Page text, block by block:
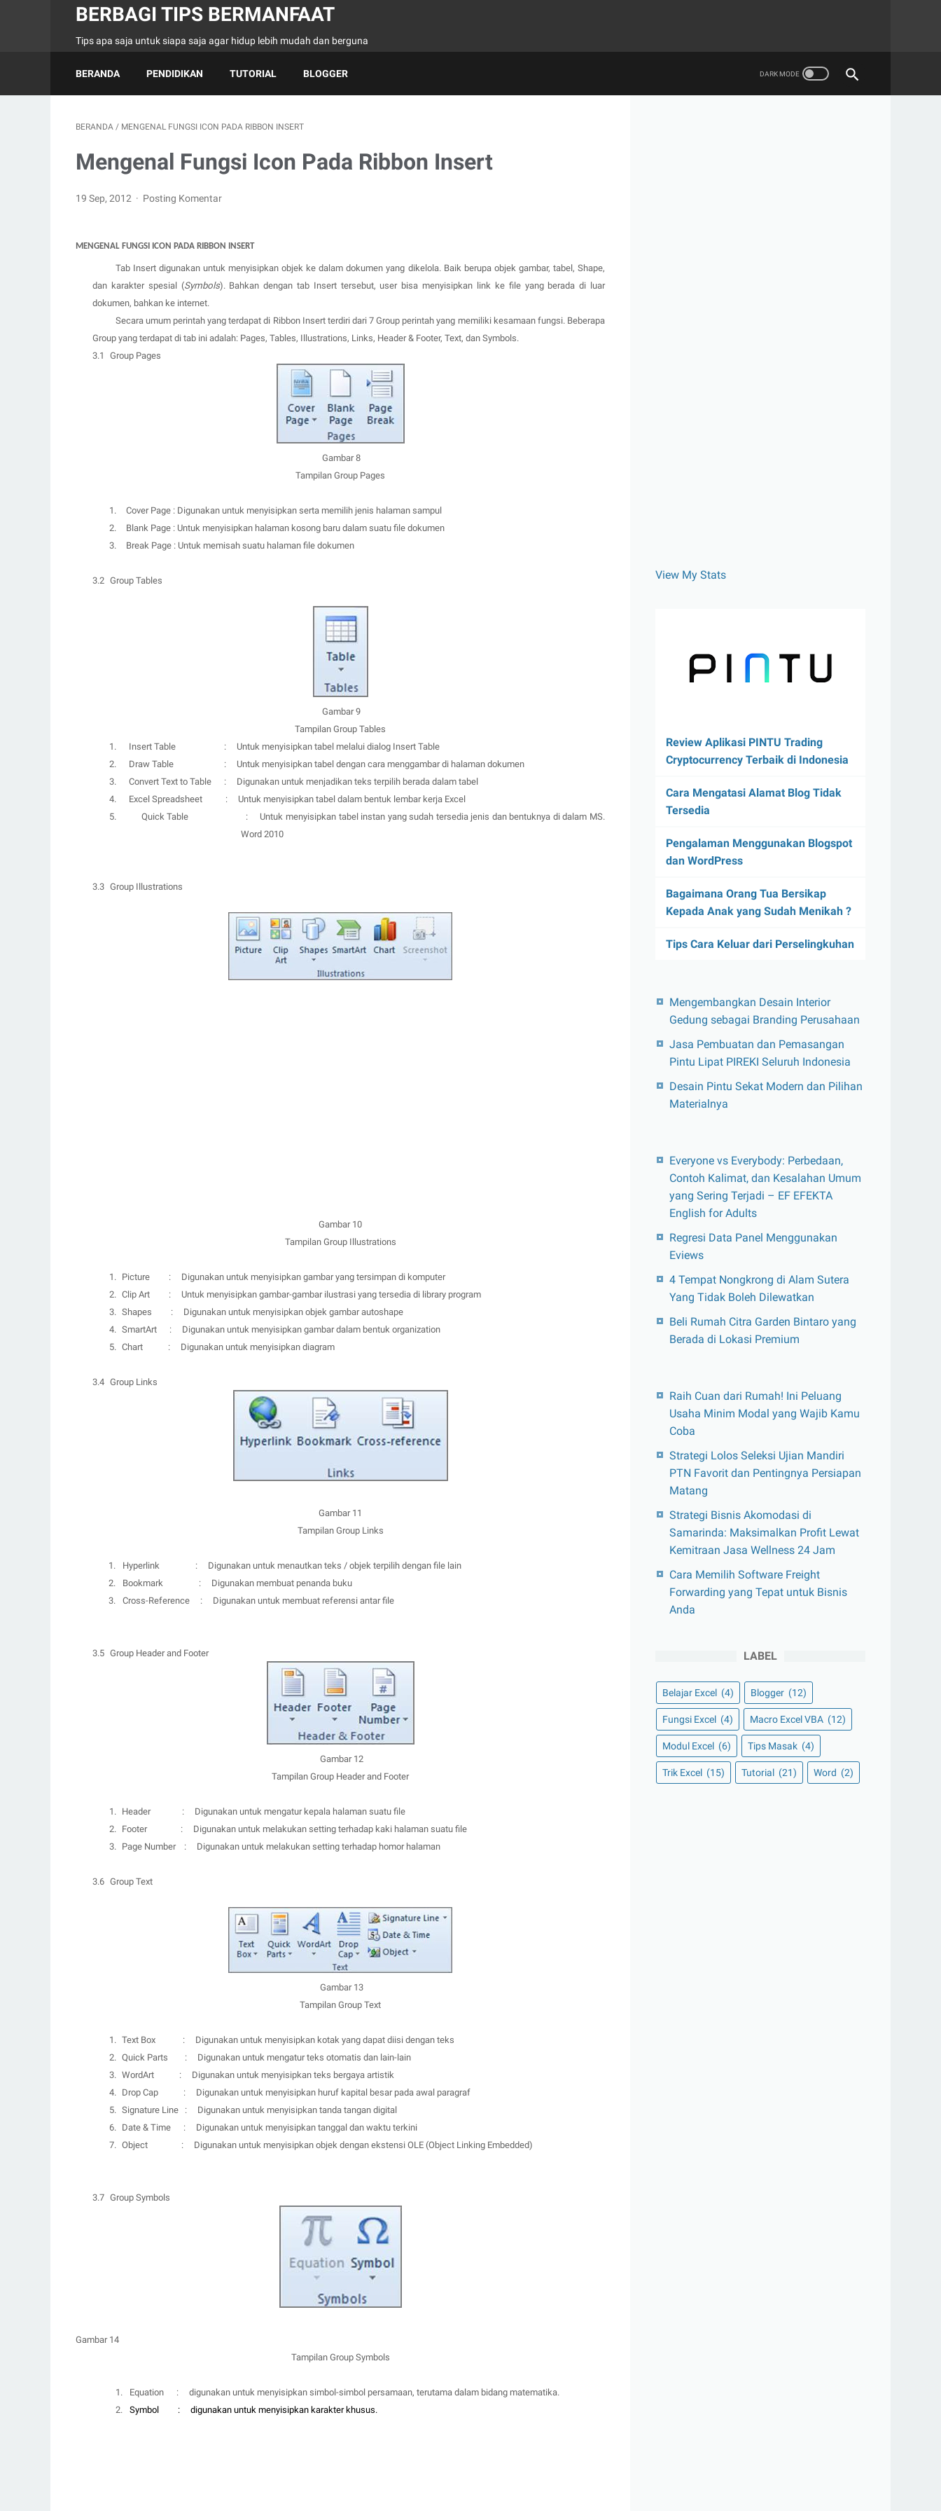
BERBAGI TIPS BERMANFAAT
Tips apa saja untuk siapa saja agar hidup lebih mudah dan berguna
BERANDA PENDIDIKAN TUTORIAL BLOGGER
BERANDA / MENGENAL FUNGSI ICON PADA RIBBON INSERT
Mengenal Fungsi Icon Pada Ribbon Insert
19 Sep, 2012 Posting Komentar
MENGENAL FUNGSI ICON PADA RIBBON INSERT
Tab Insertdigunakan untuk menyisipkan objek ke dalam dokumen yang dikelola. Baik berupa objek gambar, tabel, Shape,
dan karakter spesial (Symbols). Bahkan dengan tab Insert tersebut, user bisa menyisipkan link ke file yang berada di luar
dokumen, bahkan ke internet.
Secara umum perintah yang terdapat di Ribbon Insert terdiri dari 7 Group perintah yang memiliki kesamaan fungsi. Beberapa
Group yang terdapat di tab ini adalah: Pages, Tables, Illustrations, Links, Header & Footer, Text, dan Symbols.
3.1
Group Pages
Gambar 8
Tampilan Group Pages
1. Cover Page : Digunakan untuk menyisipkan serta memilih jenis halaman sampul
2.
Blank Page : Untuk menyisipkan halaman kosong baru dalam suatu file dokumen
3.
Break Page : Untuk memisah suatu halaman file dokumen
3.2 Group Tables
Gambar 9
Tampilan Group Tables
1.
Insert Table : Untuk menyisipkan tabel melalui dialog Insert Table
2.
Draw Table : Untuk menyisipkan tabel dengan cara menggambar di halaman dokumen
3.
Convert Text to Table : Digunakan untuk menjadikan teks terpilih berada dalam tabel
4.
Excel Spreadsheet : Untuk menyisipkan tabel dalam bentuk lembar kerja Excel
5.
Quick Table : Untuk menyisipkan tabel instan yang sudah tersedia jenis dan bentuknya di dalam MS.
Word 2010
3.3 Group Illustrations
Gambar 10
Tampilan Group Illustrations
1. Picture : Digunakan untuk menyisipkan gambar yang tersimpan di komputer
2. Clip Art : Untuk menyisipkan gambar-gambar ilustrasi yang tersedia di library program
3. Shapes : Digunakan untuk menyisipkan objek gambar autoshape
4. SmartArt : Digunakan untuk menyisipkan gambar dalam bentuk organization
5. Chart : Digunakan untuk menyisipkan diagram
3.4 Group Links
Gambar 11
Tampilan Group Links
1. Hyperlink : Digunakan untuk menautkan teks / objek terpilih dengan file lain
2.
Bookmark : Digunakan membuat penanda buku
3.
Cross-Reference : Digunakan untuk membuat referensi antar file
3.5 Group Header and Footer
Gambar 12
Tampilan Group Header and Footer
1. Header : Digunakan untuk mengatur kepala halaman suatu file
2. Footer : Digunakan untuk melakukan setting terhadap kaki halaman suatu file
3. Page Number : Digunakan untuk melakukan setting terhadap homor halaman
3.6 Group Text
Gambar 13
Tampilan Group Text
1. Text Box : Digunakan untuk menyisipkan kotak yang dapat diisi dengan teks
2. Quick Parts : Digunakan untuk mengatur teks otomatis dan lain-lain
3. WordArt : Digunakan untuk menyisipkan teks bergaya artistik
4. Drop Cap : Digunakan untuk menyisipkan huruf kapital besar pada awal paragraf
5. Signature Line : Digunakan untuk menyisipkan tanda tangan digital
6. Date & Time : Digunakan untuk menyisipkan tanggal dan waktu terkini
7. Object : Digunakan untuk menyisipkan objek dengan ekstensi OLE (Object Linking Embedded)
3.7 Group Symbols
Gambar 14
Tampilan Group Symbols
1. Equation :
digunakan untuk menyisipkan simbol-simbol persamaan, terutama dalam bidang matematika.
2.
Symbol : digunakan untuk menyisipkan karakter khusus.
View My Stats
Review Aplikasi PINTU Trading
Cryptocurrency Terbaik di Indonesia
Cara Mengatasi Alamat Blog Tidak
Tersedia
Pengalaman Menggunakan Blogspot
dan WordPress
Bagaimana Orang Tua Bersikap
Kepada Anak yang Sudah Menikah ?
Tips Cara Keluar dari Perselingkuhan
Mengembangkan Desain Interior
Gedung sebagai Branding Perusahaan
Jasa Pembuatan dan Pemasangan
Pintu Lipat PIREKI Seluruh Indonesia
Desain Pintu Sekat Modern dan Pilihan
Materialnya
Everyone vs Everybody: Perbedaan,
Contoh Kalimat, dan Kesalahan Umum
yang Sering Terjadi – EF EFEKTA
English for Adults
Regresi Data Panel Menggunakan
Eviews
4 Tempat Nongkrong di Alam Sutera
Yang Tidak Boleh Dilewatkan
Beli Rumah Citra Garden Bintaro yang
Berada di Lokasi Premium
Raih Cuan dari Rumah! Ini Peluang
Usaha Minim Modal yang Wajib Kamu
Coba
Strategi Lolos Seleksi Ujian Mandiri
PTN Favorit dan Pentingnya Persiapan
Matang
Strategi Bisnis Akomodasi di
Samarinda: Maksimalkan Profit Lewat
Kemitraan Jasa Wellness 24 Jam
Cara Memilih Software Freight
Forwarding yang Tepat untuk Bisnis
Anda
LABEL
Belajar Excel (4) Blogger (12)
Fungsi Excel (4) Macro Excel VBA (12)
Modul Excel (6) Tips Masak (4)
Trik Excel (15) Tutorial (21) Word (2)